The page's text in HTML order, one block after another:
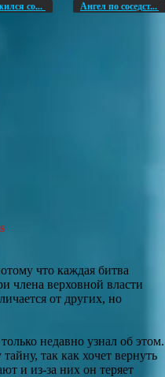
со... Ангел по соседст...
что каждая битва
члена верховной власти
от других, но
недавно узнал об этом.
так как хочет вернуть
и из-за них он теряет